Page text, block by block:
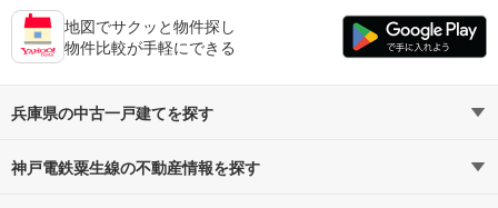
地図でサクッと物件探し
物件比較が手軽にできる
兵庫県の中古一戸建てを探す
路線・駅から探す
神戸電鉄粟生線の不動産情報を探す